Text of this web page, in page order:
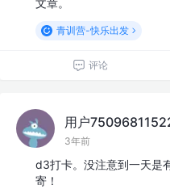
文章。
青训营-快乐出发
评论
用户
3年前
d3打卡。没注意到一天是
寄！